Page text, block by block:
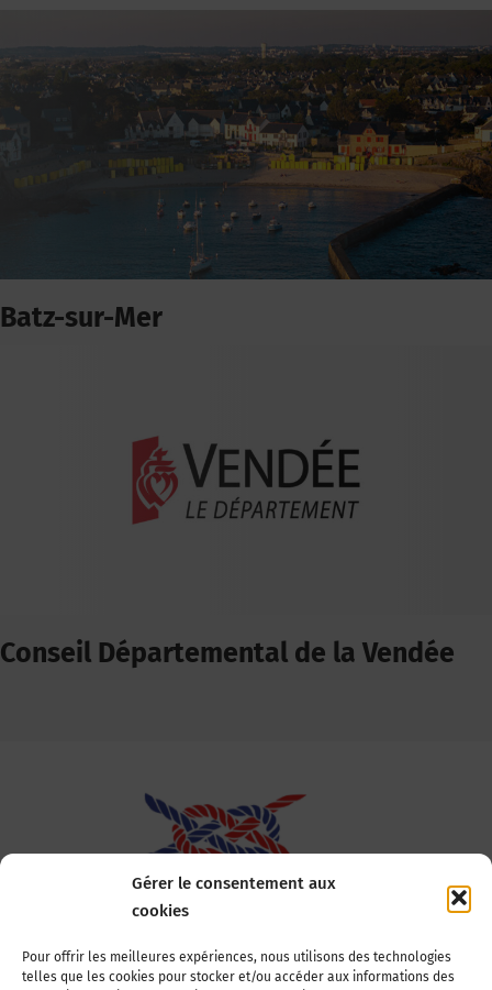
Gérer le consentement aux
cookies
Pour offrir les meilleures expériences, nous utilisons des technologies
telles que les cookies pour stocker et/ou accéder aux informations des
Batz-sur-Mer
Conseil Départemental de la Vendée
Association Nationale des Elus des Littoraux
22, boulevard de la Tour-Maubourg